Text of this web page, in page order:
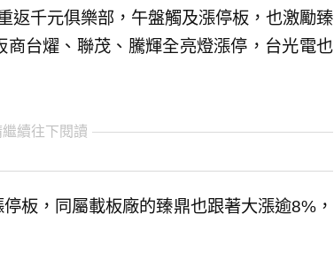
返千元俱樂部，午盤觸及漲停板，也激勵臻
台燿、聯茂、騰輝全亮燈漲停，台光電也
續往下閱讀
板，同屬載板廠的臻鼎也跟著大漲逾8%，